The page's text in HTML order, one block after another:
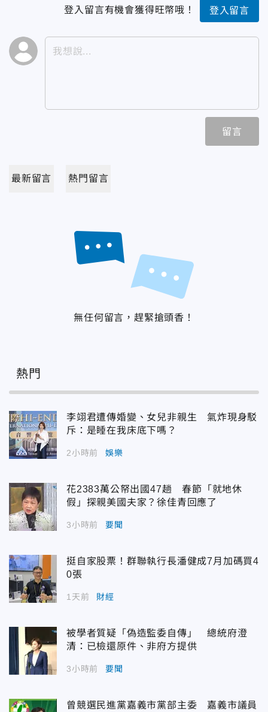
登入留言有機會獲得旺幣哦！ 登入留言
留言
最新留言 熱門留言
無任何留言，趕緊搶頭香！
熱門
李翊君遭傳婚變、女兒非親生 氣炸現身駁
斥：是睡在我床底下嗎？
2小時前 娛樂
花2383萬公帑出國47趟 春節「就地休
假」探親美國夫家？徐佳青回應了
3小時前 要聞
挺自家股票！群聯執行長潘健成7月加碼買4
0張
1天前 財經
被學者質疑「偽造監委自傳」 總統府澄
清：已檢還原件、非府方提供
3小時前 要聞
曾競選民進黨嘉義市黨部主委 嘉義市議員